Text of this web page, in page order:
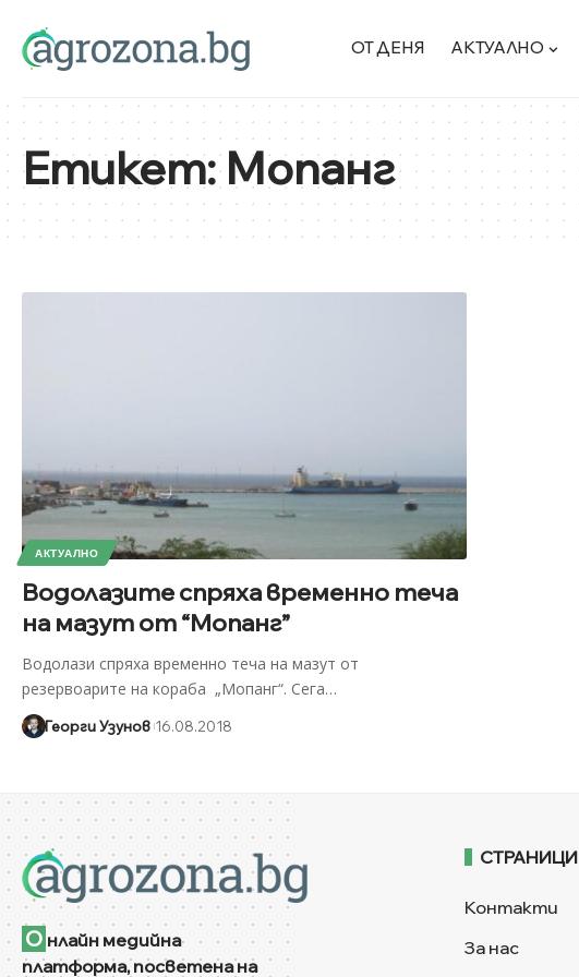
ОТ ДЕНЯ АКТУАЛНО
Етикет:Мопанг
АКТУАЛНО
Водолазите спряха временно теча
на мазут от “Мопанг”
Водолази спряха временно теча на мазут от
резервоарите на кораба „Мопанг“. Сега…
Георги Узунов 16.08.2018
О нлайн медийна
платформа, посветена на
СТРАНИЦИ
Контакти
За нас